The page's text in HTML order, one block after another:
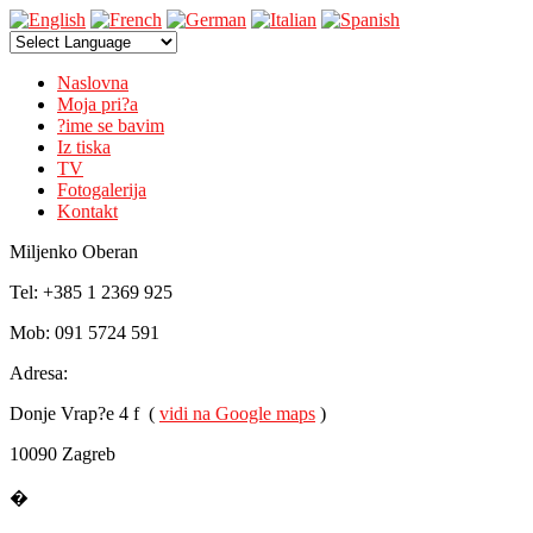
Naslovna
Moja pri?a
?ime se bavim
Iz tiska
TV
Fotogalerija
Kontakt
Miljenko Oberan
Tel: +385 1 2369 925
Mob: 091 5724 591
Adresa:
Donje Vrap?e 4 f ( vidi na Google maps )
10090 Zagreb
�